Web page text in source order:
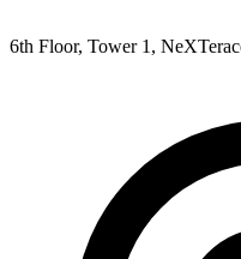
6th Floor, Tower 1,